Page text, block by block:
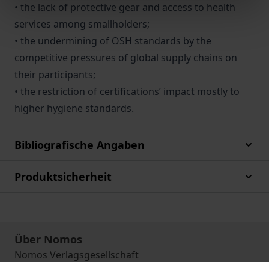
• the lack of protective gear and access to health
services among smallholders;
• the undermining of OSH standards by the
competitive pressures of global supply chains on
their participants;
• the restriction of certifications’ impact mostly to
higher hygiene standards.
Bibliografische Angaben
Produktsicherheit
Über Nomos
Nomos Verlagsgesellschaft